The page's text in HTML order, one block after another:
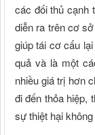
các đối thủ cạnh
diễn ra trên cơ
giúp tái cơ cấu
quả và là một
nhiều giá trị hơn
đi đến thỏa hiệp,
sự thiệt hại không